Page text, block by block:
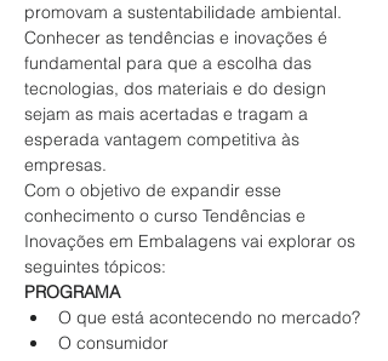
promovam a sustentabilidade ambiental.
Conhecer as tendências e inovações é
fundamental para que a escolha das
tecnologias, dos materiais e do design
sejam as mais acertadas e tragam a
esperada vantagem competitiva às
empresas.
Com o objetivo de expandir esse
conhecimento o curso Tendências e
Inovações em Embalagens vai explorar os
seguintes tópicos:
PROGRAMA
O que está acontecendo no mercado?
O consumidor